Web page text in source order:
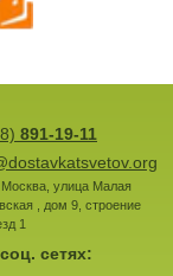
891-19-11
Москва, улица Малая
, дом 9, строение
1
сетях: